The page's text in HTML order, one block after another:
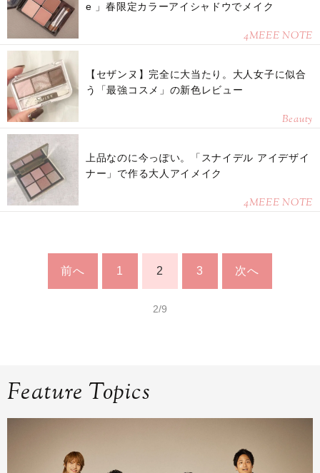
e 」春限定カラーアイシャドウでメイク
4MEEE NOTE
【セザンヌ】完全に大当たり。大人女子に似合
う「最強コスメ」の新色レビュー
Beauty
上品なのに今っぽい。「スナイデル アイデザイ
ナー」で作る大人アイメイク
4MEEE NOTE
前へ 1 2 3 次へ
2/9
Feature Topics